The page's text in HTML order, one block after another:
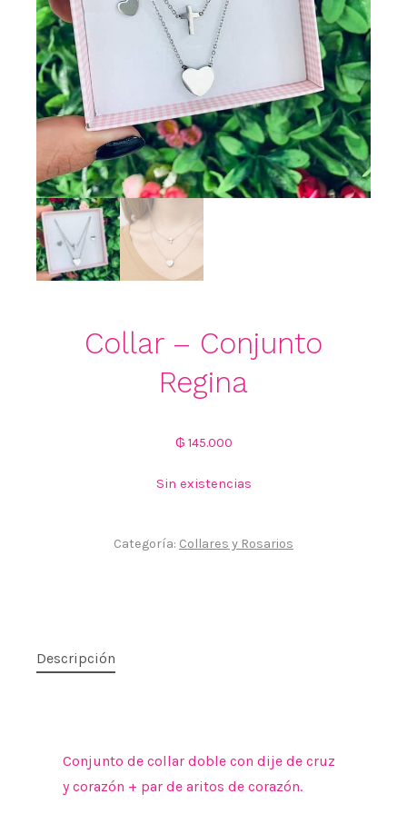
Collar – Conjunto
Regina
₲ 145.000
Sin existencias
Categoría: Collares y Rosarios
Descripción
Conjunto de collar doble con dije de cruz
y corazón + par de aritos de corazón.